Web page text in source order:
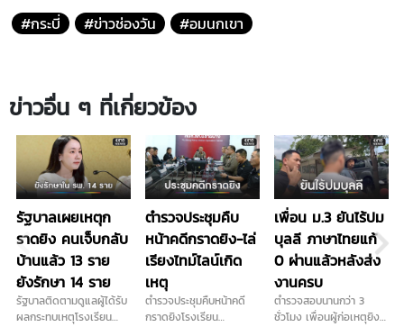
#กระบี่ #ข่าวช่องวัน #อมนกเขา
ข่าวอื่น ๆ ที่เกี่ยวข้อง
รัฐบาลเผยเหตุก
ราดยิง คนเจ็บกลับ
บ้านแล้ว 13 ราย
ยังรักษา 14 ราย
รัฐบาลติดตามดูแลผู้ได้รับ
ผลกระทบเหตุโรงเรียน
ตำรวจประชุมคืบ
หน้าคดีกราดยิง-ไล่
เรียงไทม์ไลน์เกิด
เหตุ
ตำรวจประชุมคืบหน้าคดี
กราดยิงโรงเรียน
เพื่อน ม.3 ยันไร้ปม
บุลลี ภาษาไทยแก้
0 ผ่านแล้วหลังส่ง
งานครบ
ตำรวจสอบนานกว่า 3
ชั่วโมง เพื่อนผู้ก่อเหตุยิง